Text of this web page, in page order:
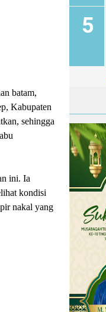
batam,
Kabupaten
sehingga
ini. Ia
kondisi
nakal yang